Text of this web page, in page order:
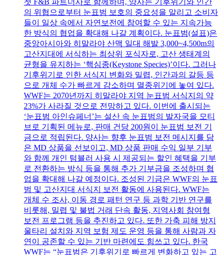
첫 F&B 파트너사로 함께하며, 양사는 기후위기와 인간
의 위협으로부터 눈표범 보호의 중요성을 알리고 소비자
들이 일상 속에서 자연보전에 참여할 수 있는 지속가능
한 방식의 협업을 확대해 나갈 계획이다. 눈표범(설표)은
중앙아시아와 히말라야 산맥 일대 해발 3,000~4,500m의
고산지대에 서식하는 최상위 포식자로, 고산 생태계의
균형을 유지하는 ‘핵심종(Keystone Species)’이다. 그러나
기후위기로 인한 서식지 변화와 밀렵, 인간과의 갈등 등
으로 개체 수가 빠르게 감소하며 멸종위기에 놓여 있다.
WWF는 2070년까지 히말라야 지역 눈표범 서식지의 약
23%가 사라질 것으로 전망하고 있다. 이번에 출시되는
‘눈표범 아인슈페너’는 설산 속 눈표범의 발자국을 모티
브로 기획된 메뉴로, 판매 건당 200원이 눈표범 보전 기
금으로 적립된다. 양사는 향후 눈표범 보전 메시지를 담
은 MD 상품을 선보이고, MD 상품 판매 수익 일부 기부
와 함께 개인 텀블러 사용 시 제공되는 할인 혜택을 기부
로 전환하는 방식 등을 통해 추가 기부금을 조성하며 협
업을 확대해 나갈 예정이다. 조성된 기금은 WWF의 눈표
범 및 고산지대 서식지 보전 활동에 사용된다. WWF는
개체 수 조사, 이동 경로 패턴 연구 등 과학 기반 연구를
비롯해, 밀렵 및 불법 거래 단속 활동, 지역사회 참여형
보전 프로그램 등을 추진하고 있다. 또한 가축 피해 방지
울타리 설치와 지역 보험 제도 운영 등을 통해 사람과 자
연이 공존할 수 있는 기반 마련에도 힘쓰고 있다. 한국
WWF는 “눈표범은 기후위기로 빠르게 변화하고 있는 고